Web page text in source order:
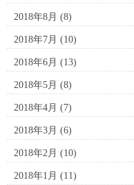
2018年8月 (8)
2018年7月 (10)
2018年6月 (13)
2018年5月 (8)
2018年4月 (7)
2018年3月 (6)
2018年2月 (10)
2018年1月 (11)